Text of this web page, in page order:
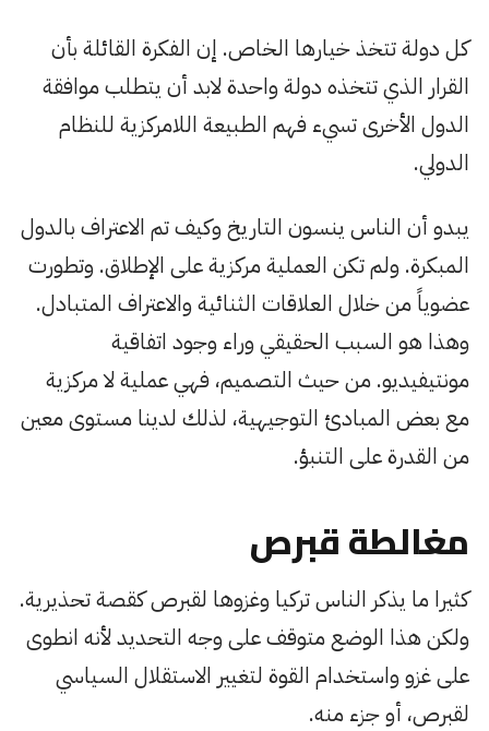
كل دولة تتخذ خيارها الخاص. إن الفكرة القائلة بأن
القرار الذي تتخذه دولة واحدة لابد أن يتطلب موافقة
الدول الأخرى تسيء فهم الطبيعة اللامركزية للنظام
الدولي.
يبدو أن الناس ينسون التاريخ وكيف تم الاعتراف بالدول
المبكرة. ولم تكن العملية مركزية على الإطلاق. وتطورت
عضوياً من خلال العلاقات الثنائية والاعتراف المتبادل.
وهذا هو السبب الحقيقي وراء وجود اتفاقية
مونتيفيديو. من حيث التصميم، فهي عملية لا مركزية
مع بعض المبادئ التوجيهية، لذلك لدينا مستوى معين
من القدرة على التنبؤ.
مغالطة قبرص
كثيرا ما يذكر الناس تركيا وغزوها لقبرص كقصة تحذيرية.
ولكن هذا الوضع متوقف على وجه التحديد لأنه انطوى
على غزو واستخدام القوة لتغيير الاستقلال السياسي
لقبرص، أو جزء منه.